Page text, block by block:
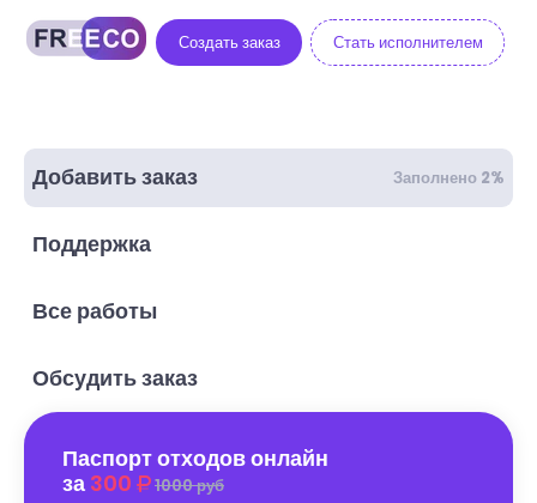
Создать заказ Стать исполнителем
Добавить заказ Заполнено 2%
Поддержка
Все работы
Обсудить заказ
Паспорт отходов онлайн
за 300 1000 руб